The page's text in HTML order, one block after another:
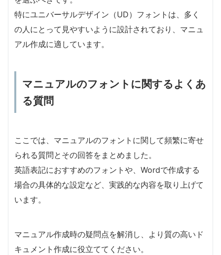
特にユニバーサルデザイン（UD）フォントは、多く
の人にとって見やすいように設計されており、マニュ
アル作成に適しています。
マニュアルのフォントに関するよくあ
る質問
ここでは、マニュアルのフォントに関して頻繁に寄せ
られる質問とその回答をまとめました。
英語表記におすすめのフォントや、Wordで作成する
場合の具体的な設定など、実践的な内容を取り上げて
います。
マニュアル作成時の疑問点を解消し、より質の高いド
キュメント作成に役立ててください。